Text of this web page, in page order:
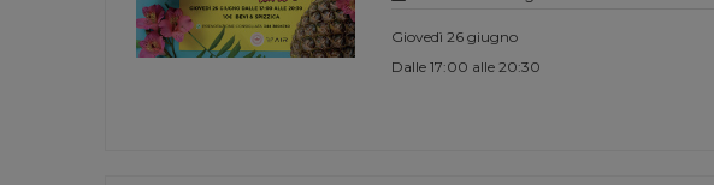
Giovedì 26 giugno
Dalle 17:00 alle 20:30